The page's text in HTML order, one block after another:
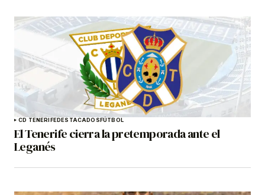
CD TENERIFEDESTACADOSFÚTBOL
El Tenerife cierra la pretemporada ante el
Leganés